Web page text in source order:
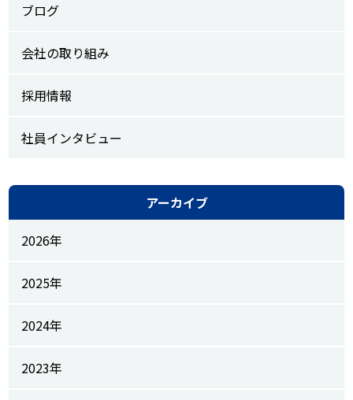
ブログ
会社の取り組み
採用情報
社員インタビュー
アーカイブ
2026年
2025年
2024年
2023年